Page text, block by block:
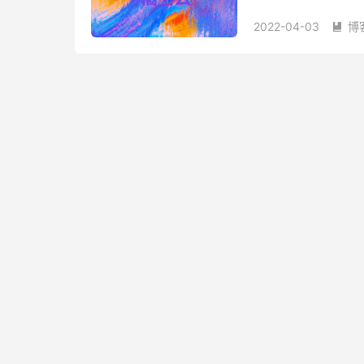
2022-04-03  博